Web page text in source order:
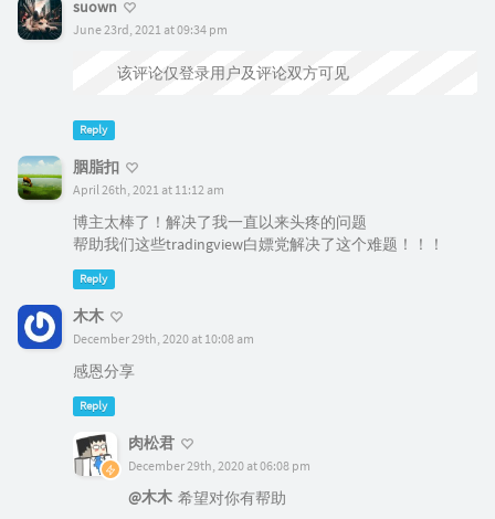
suown
June 23rd, 2021 at 09:34 pm
该评论仅登录用户及评论双方可见
Reply
胭脂扣
April 26th, 2021 at 11:12 am
博主太棒了！解决了我一直以来头疼的问题
帮助我们这些tradingview白嫖党解决了这个难题！！！
Reply
木木
December 29th, 2020 at 10:08 am
感恩分享
Reply
肉松君
December 29th, 2020 at 06:08 pm
@木木 希望对你有帮助